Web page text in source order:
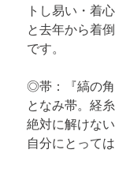
トし易い・着
と去年から着
です。
◎帯：『縞の角
となみ帯。経
絶対に解けない
自分にとって